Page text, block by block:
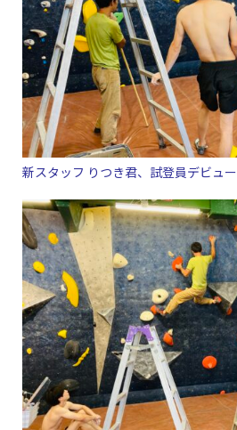
新スタッフ りつき君、試登員デビュー